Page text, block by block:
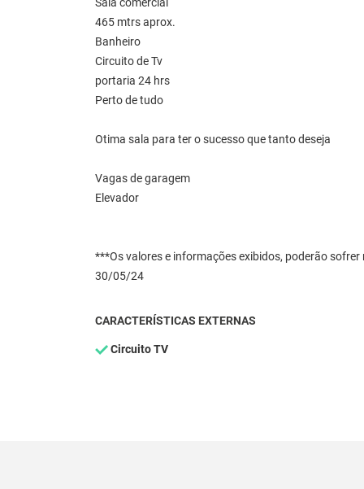
465 mtrs aprox.
Banheiro
Circuito de Tv
portaria 24 hrs
Perto de tudo
Otima sala para ter o sucesso que tanto deseja
Vagas de garagem
Elevador
***Os valores e informações exibidos, poderão
30/05/24
CARACTERÍSTICAS EXTERNAS
Circuito TV